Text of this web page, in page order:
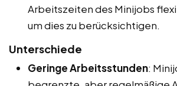
Arbeitszeiten des Minijobs
um dies zu berücksichtigen.
Unterschiede
Geringe Arbeitsstunden: